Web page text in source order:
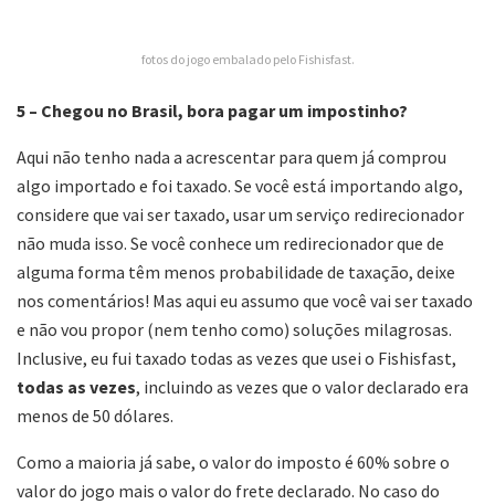
fotos do jogo embalado pelo Fishisfast.
5 – Chegou no Brasil, bora pagar um impostinho?
Aqui não tenho nada a acrescentar para quem já comprou
algo importado e foi taxado. Se você está importando algo,
considere que vai ser taxado, usar um serviço redirecionador
não muda isso. Se você conhece um redirecionador que de
alguma forma têm menos probabilidade de taxação, deixe
nos comentários! Mas aqui eu assumo que você vai ser taxado
e não vou propor (nem tenho como) soluções milagrosas.
Inclusive, eu fui taxado todas as vezes que usei o Fishisfast,
todas as vezes, incluindo as vezes que o valor declarado era
menos de 50 dólares.
Como a maioria já sabe, o valor do imposto é 60% sobre o
valor do jogo mais o valor do frete declarado. No caso do